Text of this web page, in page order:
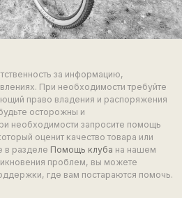
за информацию,
При необходимости требуйте
право владения и распоряжения
осторожны и
необходимости запросите помощь
оценит качество товара или
в разделе Помощь клуба на нашем
проблем, вы можете
где вам постараются помочь.